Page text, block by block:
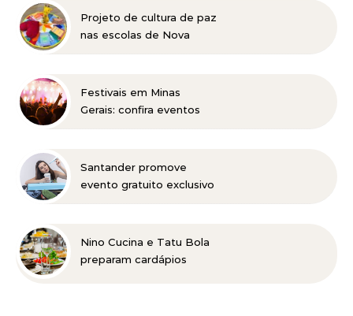
Projeto de cultura de paz
nas escolas de Nova
Festivais em Minas
Gerais: confira eventos
setembro
Santander promove
evento gratuito exclusivo
Horizonte
Nino Cucina e Tatu Bola
preparam cardápios